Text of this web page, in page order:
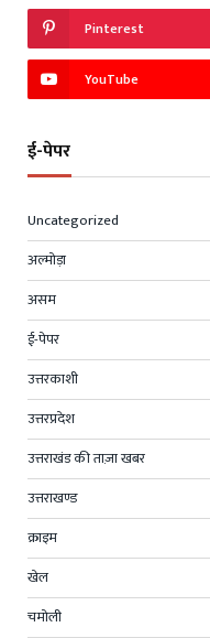
Pinterest
YouTube
ई-पेपर
Uncategorized
अल्मोड़ा
असम
ई-पेपर
उत्तरकाशी
उत्तरप्रदेश
उत्तराखंड की ताज़ा खबर
उत्तराखण्ड
क्राइम
खेल
चमोली